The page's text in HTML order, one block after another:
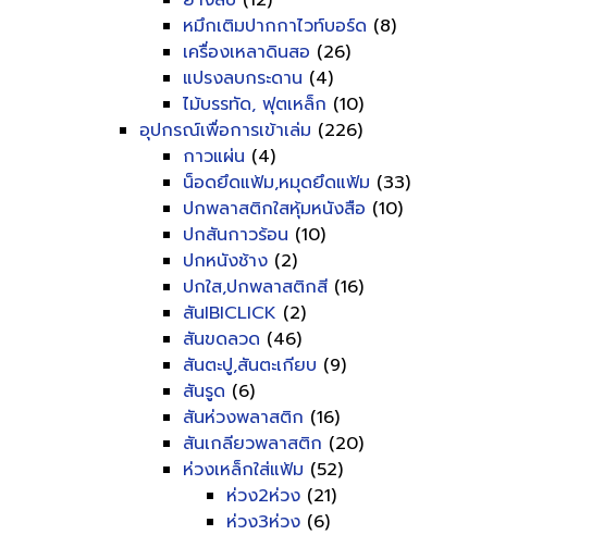
หมึกเติมปากกาไวท์บอร์ด (8)
เครื่องเหลาดินสอ (26)
แปรงลบกระดาน (4)
ไม้บรรทัด, ฟุตเหล็ก (10)
อุปกรณ์เพื่อการเข้าเล่ม (226)
กาวแผ่น (4)
น็อดยึดแฟ้ม,หมุดยึดแฟ้ม (33)
ปกพลาสติกใสหุ้มหนังสือ (10)
ปกสันกาวร้อน (10)
ปกหนังช้าง (2)
ปกใส,ปกพลาสติกสี (16)
สันIBICLICK (2)
สันขดลวด (46)
สันตะปู,สันตะเกียบ (9)
สันรูด (6)
สันห่วงพลาสติก (16)
สันเกลียวพลาสติก (20)
ห่วงเหล็กใส่แฟ้ม (52)
ห่วง2ห่วง (21)
ห่วง3ห่วง (6)